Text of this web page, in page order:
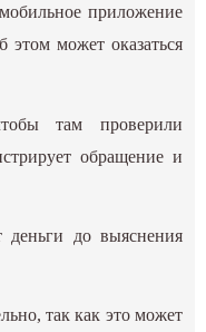
приложение
этом может оказаться
там проверили
обращение и
до выяснения
так как это может